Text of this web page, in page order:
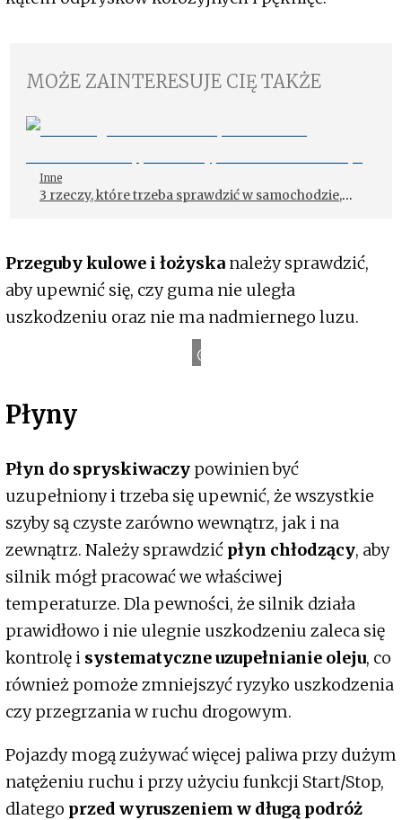
MOŻE ZAINTERESUJE CIĘ TAKŻE
Inne
3 rzeczy, które trzeba sprawdzić w samochodzie,
Przeguby kulowe i łożyska należy sprawdzić,
aby upewnić się, czy guma nie uległa
uszkodzeniu oraz nie ma nadmiernego luzu.
Płyny
Płyn do spryskiwaczy powinien być
uzupełniony i trzeba się upewnić, że wszystkie
szyby są czyste zarówno wewnątrz, jak i na
zewnątrz. Należy sprawdzić płyn chłodzący, aby
silnik mógł pracować we właściwej
temperaturze. Dla pewności, że silnik działa
prawidłowo i nie ulegnie uszkodzeniu zaleca się
kontrolę i systematyczne uzupełnianie oleju, co
również pomoże zmniejszyć ryzyko uszkodzenia
czy przegrzania w ruchu drogowym.
Pojazdy mogą zużywać więcej paliwa przy dużym
natężeniu ruchu i przy użyciu funkcji Start/Stop,
dlatego przed wyruszeniem w długą podróż